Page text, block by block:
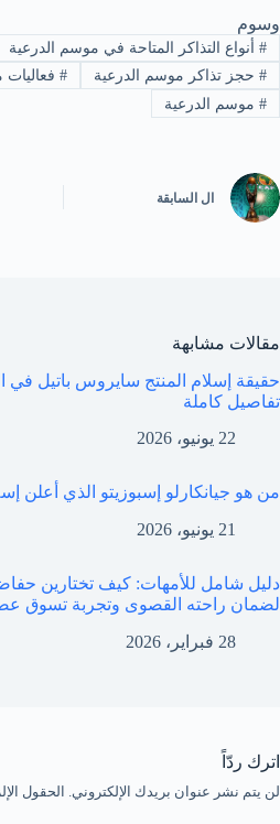
وسوم
#أنواع التذاكر المتاحة في موسم الدرعية
#حجز تذاكر موسم الدرعية #فعاليات
#موسم الدرعية
ال السابقة
مقالات مشابهة
تفاصيل كاملة
22 يونيو، 2026
من هو جيانكارلو إسبوزيتو الذي أعلن
21 يونيو، 2026
دليل شامل للأمهات: كيف تختارين
لضمان راحته القصوى وتجربة تسوق
28 فبراير، 2026
اترك ردّاً
لن يتم نشر عنوان بريدك الإلكتروني. الحقول